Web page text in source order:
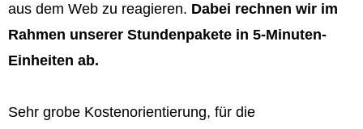
aus dem Web zu reagieren. Dabei rechnen wir im
Rahmen unserer Stundenpakete in 5-Minuten-
Einheiten ab.
Sehr grobe Kostenorientierung, für die